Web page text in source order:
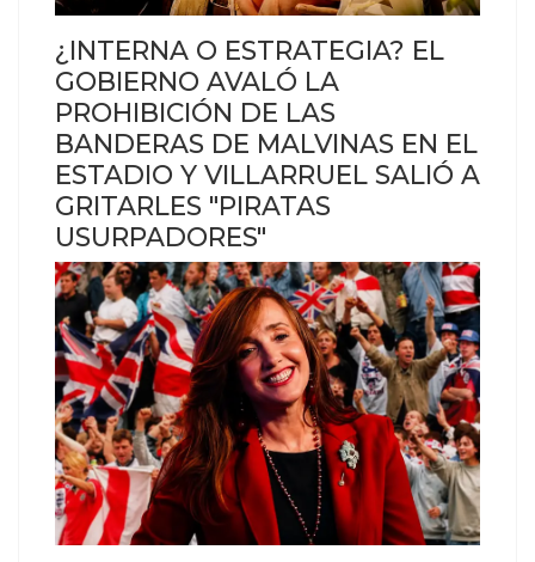
¿INTERNA O ESTRATEGIA? EL
GOBIERNO AVALÓ LA
PROHIBICIÓN DE LAS
BANDERAS DE MALVINAS EN EL
ESTADIO Y VILLARRUEL SALIÓ A
GRITARLES "PIRATAS
USURPADORES"